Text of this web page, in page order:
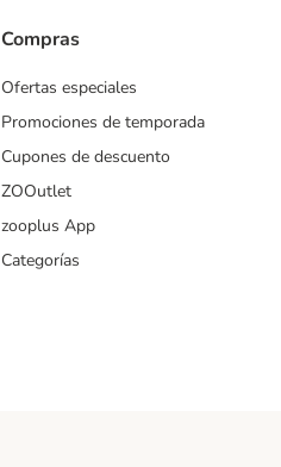
Compras
Ofertas especiales
Promociones de temporada
Cupones de descuento
ZOOutlet
zooplus App
Categorías